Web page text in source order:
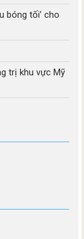
bóng tối’ cho
trị khu vực Mỹ